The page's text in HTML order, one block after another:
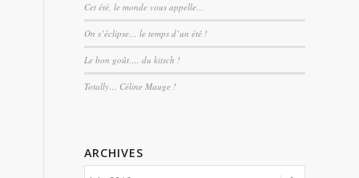
Cet été, le monde vous appelle…
On s’éclipse… le temps d’un été !
Le bon goût…. du kitsch !
Totally… Céline Mauge !
ARCHIVES